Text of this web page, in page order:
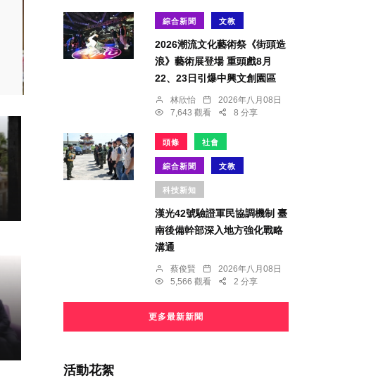
綜合新聞 文教
2026潮流文化藝術祭《街頭造
浪》藝術展登場 重頭戲8月
22、23日引爆中興文創園區
林欣怡
2026年八月08日
7,643 觀看
8 分享
頭條 社會
綜合新聞 文教
科技新知
漢光42號驗證軍民協調機制 臺
南後備幹部深入地方強化戰略
溝通
蔡俊賢
2026年八月08日
5,566 觀看
2 分享
更多最新新聞
活動花絮